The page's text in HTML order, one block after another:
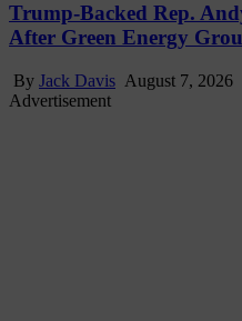
Trump-Backed Rep.
After Green Energy
By Jack Davis August 7, 2026
Advertisement